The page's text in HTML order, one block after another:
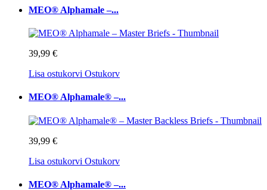
MEO® Alphamale –...
39,99 €
Lisa ostukorvi Ostukorv
MEO® Alphamale® –...
39,99 €
Lisa ostukorvi Ostukorv
MEO® Alphamale® –...